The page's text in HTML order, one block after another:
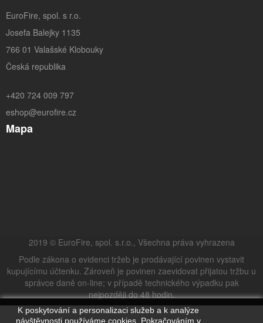
EuroFire, spol. s r.o.
Josefa Balejky 1135
766 01 Valašské Klobouky
Česká republika
+420 724 009 797
eshop@eurofire.cz
Mapa
K poskytování a personalizaci služeb a k analýze
návštěvnosti používáme cookies. Pokračováním v
2019 © EuroFire, spol. s.r.o., Všechna práva vyhrazena
Podle zákona o evidenci tržeb je prodávající povinen vystavit
kupujícímu účtenku. Zároveň je povinen zaevidovat přijatou tržbu u
správce daně on-line; v případě technického výpadku pak
nejpozději do 48 hodin.